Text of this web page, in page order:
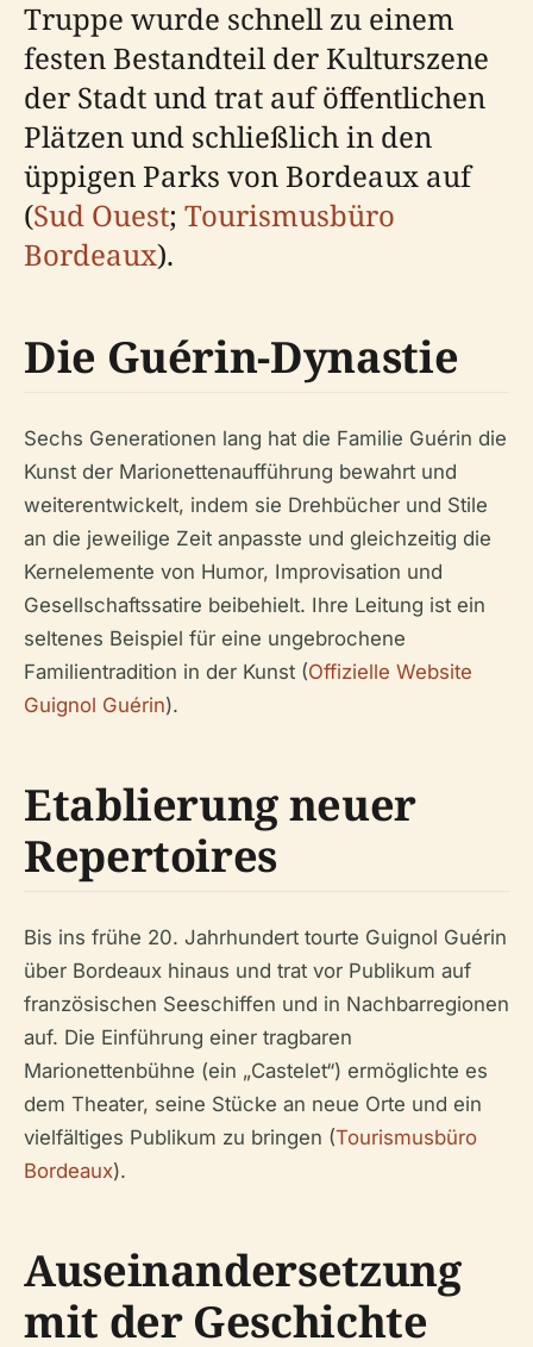
Truppe wurde schnell zu einem
festen Bestandteil der Kulturszene
der Stadt und trat auf öffentlichen
Plätzen und schließlich in den
üppigen Parks von Bordeaux auf
(Sud Ouest; Tourismusbüro
Bordeaux).
Die Guérin-Dynastie
Sechs Generationen lang hat die Familie Guérin die
Kunst der Marionettenaufführung bewahrt und
weiterentwickelt, indem sie Drehbücher und Stile
an die jeweilige Zeit anpasste und gleichzeitig die
Kernelemente von Humor, Improvisation und
Gesellschaftssatire beibehielt. Ihre Leitung ist ein
seltenes Beispiel für eine ungebrochene
Familientradition in der Kunst (Offizielle Website
Guignol Guérin).
Etablierung neuer
Repertoires
Bis ins frühe 20. Jahrhundert tourte Guignol Guérin
über Bordeaux hinaus und trat vor Publikum auf
französischen Seeschiffen und in Nachbarregionen
auf. Die Einführung einer tragbaren
Marionettenbühne (ein „Castelet“) ermöglichte es
dem Theater, seine Stücke an neue Orte und ein
vielfältiges Publikum zu bringen (Tourismusbüro
Bordeaux).
Auseinandersetzung
mit der Geschichte